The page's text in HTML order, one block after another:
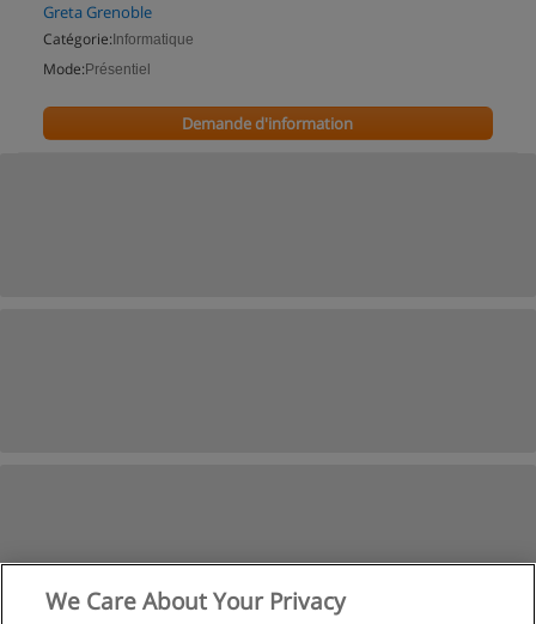
Greta Grenoble
Catégorie: Informatique
Mode: Présentiel
Demande d'information
We Care About Your Privacy